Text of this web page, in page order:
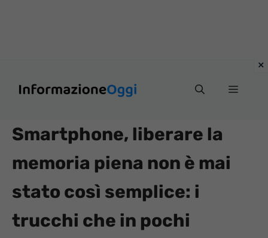
Menu
Smartphone, liberare la
memoria piena non è mai
stato così semplice: i
trucchi che in pochi